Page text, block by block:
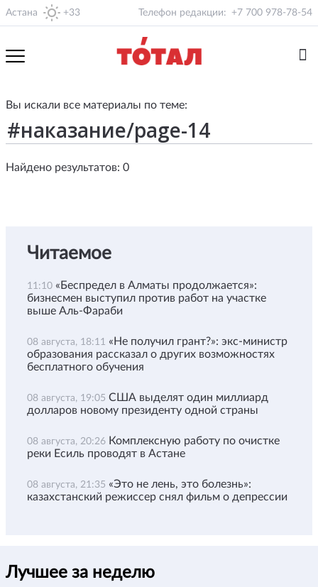
Астана +33 Телефон редакции: +7 700 978-78-54
Вы искали все материалы по теме:
Найдено результатов: 0
Читаемое
11:10 «Беспредел в Алматы продолжается»:
бизнесмен выступил против работ на участке
выше Аль-Фараби
08 августа, 18:11 «Не получил грант?»: экс-министр
образования рассказал о других возможностях
бесплатного обучения
08 августа, 19:05 США выделят один миллиард
долларов новому президенту одной страны
08 августа, 20:26 Комплексную работу по очистке
реки Есиль проводят в Астане
08 августа, 21:35 «Это не лень, это болезнь»:
казахстанский режиссер снял фильм о депрессии
Лучшее за неделю